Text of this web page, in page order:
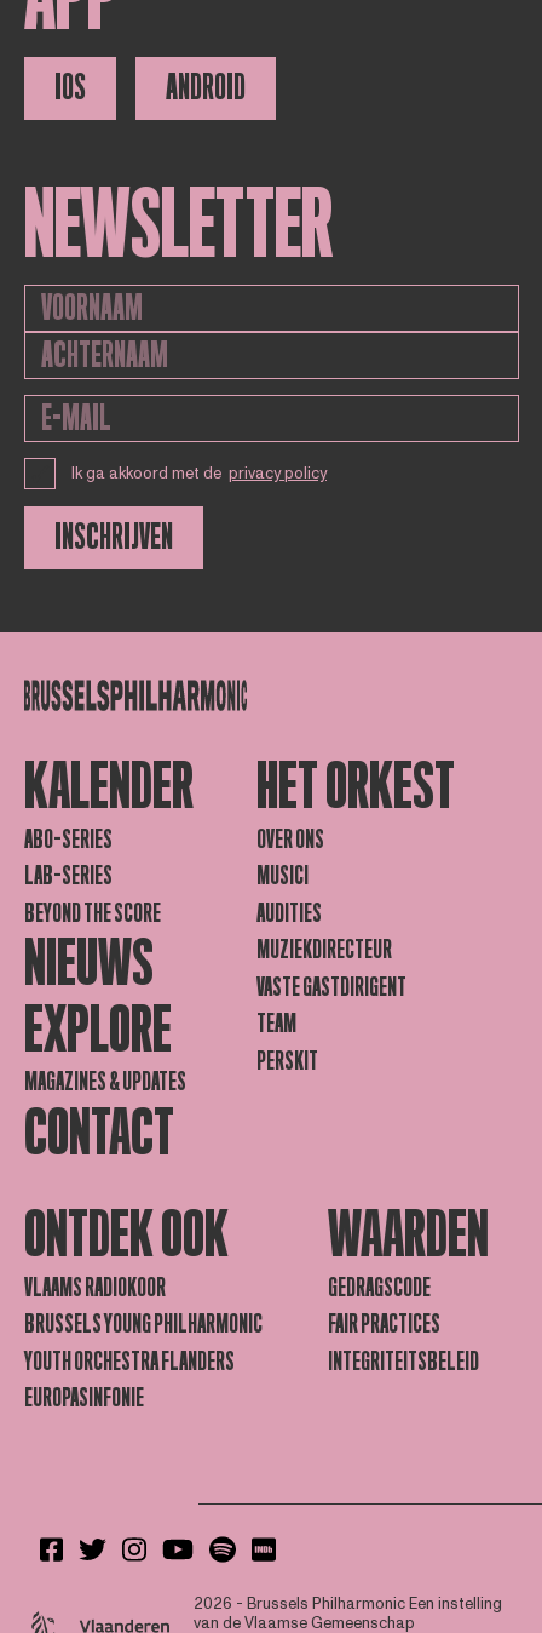
IOS ANDROID
NEWSLETTER
Ik ga akkoord met de privacy policy
INSCHRIJVEN
KALENDER
ABO-SERIES
LAB-SERIES
BEYOND THE SCORE
NIEUWS
EXPLORE
MAGAZINES & UPDATES
CONTACT
HET ORKEST
OVER ONS
MUSICI
AUDITIES
MUZIEKDIRECTEUR
VASTE GASTDIRIGENT
TEAM
PERSKIT
ONTDEK OOK
VLAAMS RADIOKOOR
BRUSSELS YOUNG PHILHARMONIC
YOUTH ORCHESTRA FLANDERS
EUROPASINFONIE
WAARDEN
GEDRAGSCODE
FAIR PRACTICES
INTEGRITEITSBELEID
2026 - Brussels PhilharmonicEen instelling
van de Vlaamse Gemeenschap